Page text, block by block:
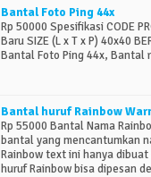
Bantal Foto Ping 44x
Rp 50000 Spesifikasi CODE
Baru SIZE (L x T x P) 40x40
Bantal Foto Ping 44x, Bantal
Bantal huruf Rainbow
Rp 55000 Bantal Nama
bantal yang mencantumkan
Rainbow text ini hanya
huruf Rainbow bisa dipesan